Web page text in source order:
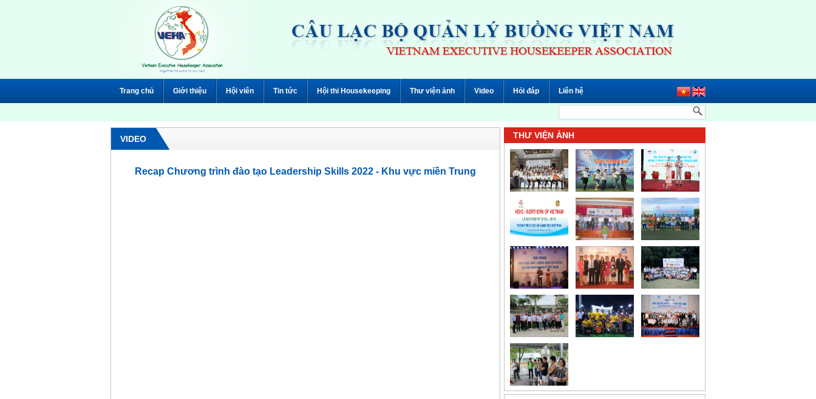
Trang chủ Giới thiệu Hội viên Tin tức Hội thi Housekeeping Thư viện ảnh Video Hỏi đáp Liên hệ
VIDEO
Recap Chương trình đào tạo Leadership Skills 2022 - Khu vực miền Trung
THƯ VIỆN ẢNH